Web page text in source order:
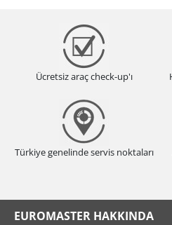
Ücretsiz araç check-up'ı
Türkiye genelinde servis noktaları
EUROMASTER HAKKINDA